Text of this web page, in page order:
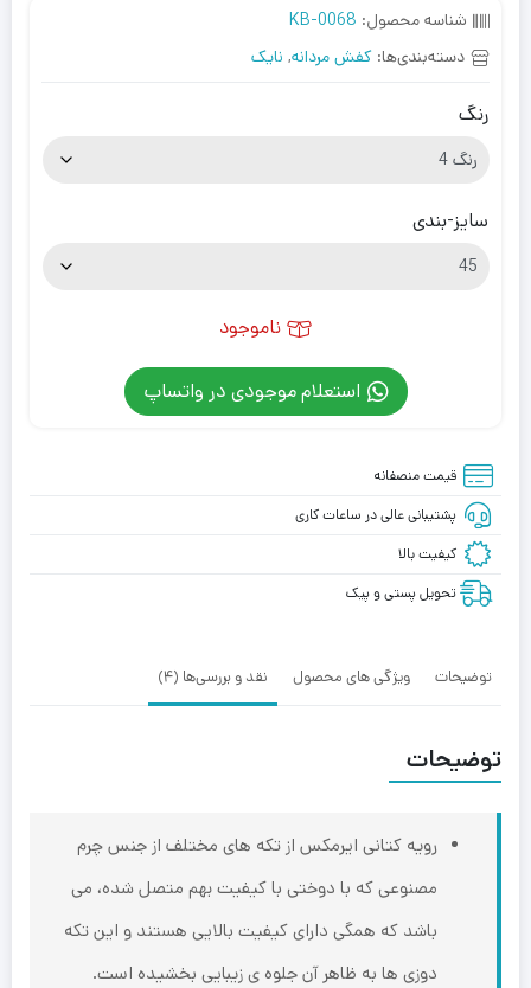
شناسه محصول: KB-0068
دسته‌بندی‌ها: کفش مردانه, نایک
رنگ
سایز-بندی
ناموجود
استعلام موجودی در واتساپ
قیمت منصفانه
پشتیبانی عالی در ساعات کاری
کیفیت بالا
تحویل پستی و پیک
توضیحات ویژگی های محصول نقد و بررسی‌ها (4)
توضیحات
رویه کتانی ایرمکس از تکه های مختلف از جنس چرم
‌مصنوعی که با دوختی با کیفیت بهم ‌متصل شده، می
باشد که همگی دارای کیفیت بالایی‌ هستند و این ‌تکه
دوزی ها به ظاهر آن جلوه ی زیبایی بخشیده است.